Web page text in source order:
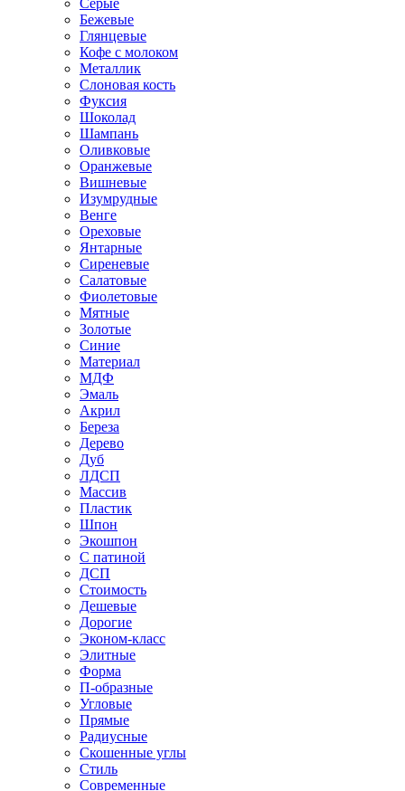
Серые
Бежевые
Глянцевые
Кофе с молоком
Металлик
Слоновая кость
Фуксия
Шоколад
Шампань
Оливковые
Оранжевые
Вишневые
Изумрудные
Венге
Ореховые
Янтарные
Сиреневые
Салатовые
Фиолетовые
Мятные
Золотые
Синие
Материал
МДФ
Эмаль
Акрил
Береза
Дерево
Дуб
ЛДСП
Массив
Пластик
Шпон
Экошпон
С патиной
ДСП
Стоимость
Дешевые
Дорогие
Эконом-класс
Элитные
Форма
П-образные
Угловые
Прямые
Радиусные
Скошенные углы
Стиль
Современные